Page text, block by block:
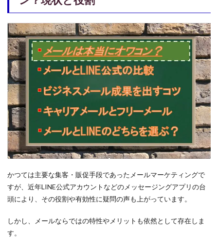
コ
ン？
現状
と役
割
2
メー
ルと
LINE
公式
アカ
ウン
トの
比較
メー
ルの
メリ
ッ
リッ
かつては主要な集客・販促手段であったメールマーケティングで
すが、近年LINE公式アカウントなどのメッセージングアプリの台
頭により、その役割や有効性に疑問の声も上がっています。
しかし、メールならではの特性やメリットも依然として存在しま
す。